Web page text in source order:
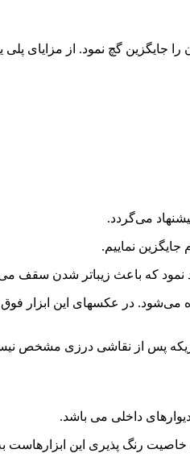
جایگزین گچ نمود. از مزایای
نماییم.
نمود که باعث زیباتر شدن سقف
می‌شود. در عکسهای این
طوریکه پس از نقاشی درزی مشخص
داخلی می باشد.
رنگ پذیری این